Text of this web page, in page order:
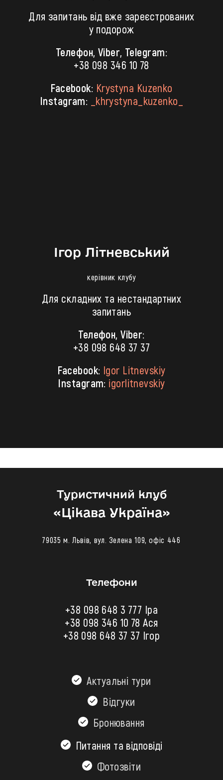
Для запитань від вже зареєстрованих
у подорож
Телефон, Viber, Telegram:
+38 098 346 10 78
Facebook: Krystyna Kuzenko
Instagram:
_khrystyna_kuzenko_
Ігор Літневський
керівник клубу
Для складних та нестандартних
запитань
Телефон, Viber:
+38 098 648 37 37
Facebook: Igor Litnevskiy
Instagram: igorlitnevskiy
Туристичний клуб
«‎Цікава Україна»
79035 м. Львів, вул. Зелена 109, офіс 446
Телефони
+38 098 648 3 777 Іра
+38 098 346 10 78 Ася
+38 098 648 37 37 Ігор
Актуальні тури
Відгуки
Бронювання
Питання та відповіді
Фотозвіти